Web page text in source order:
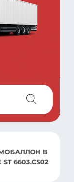
В
6603.CS02